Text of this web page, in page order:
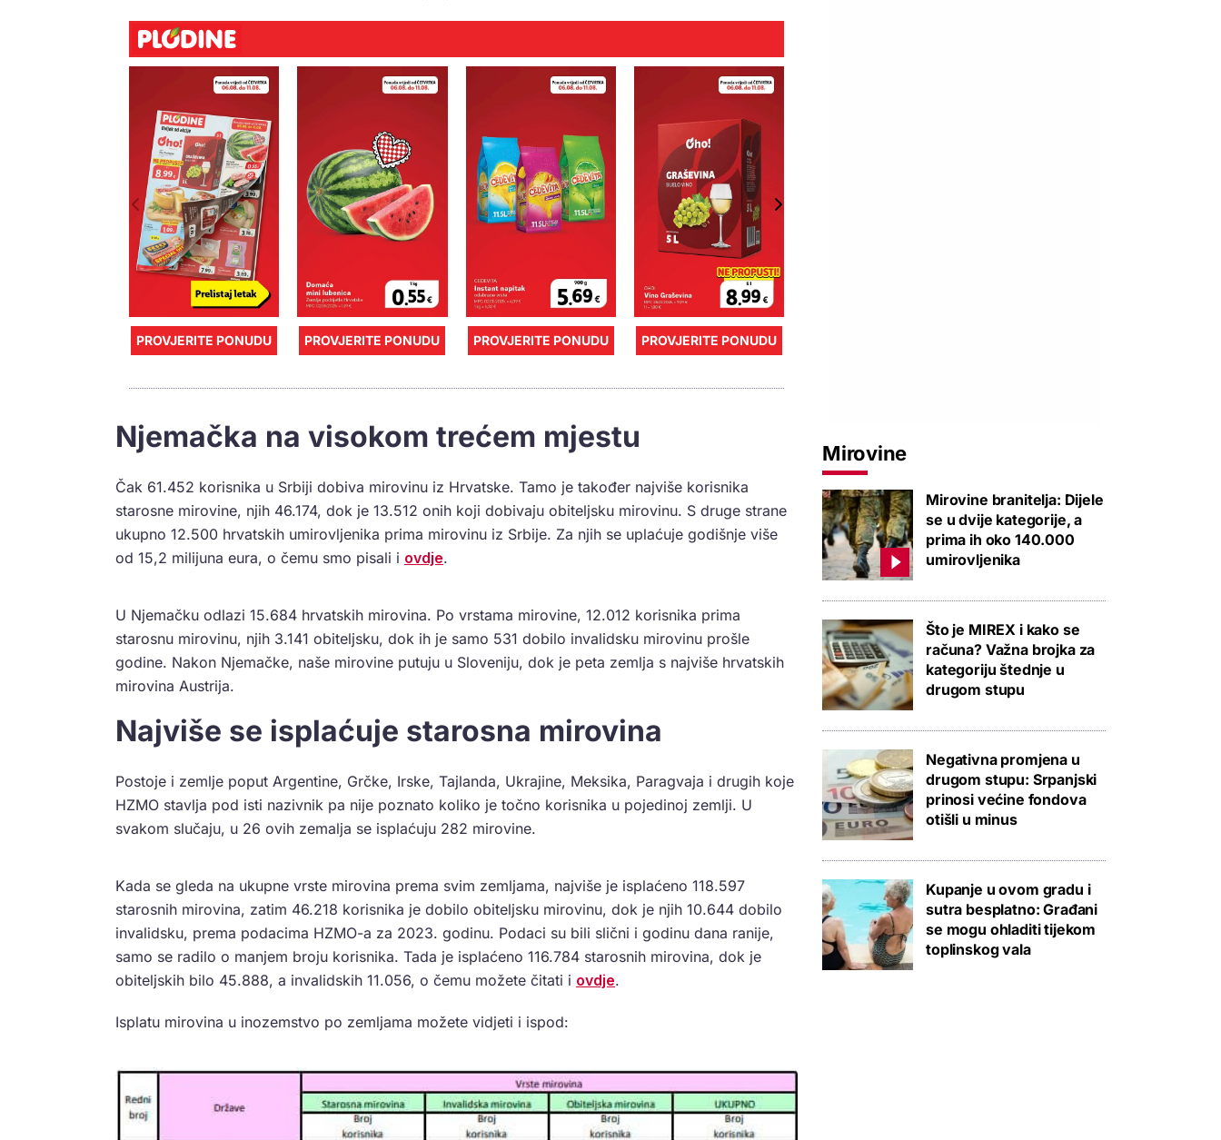
PROVJERITE PONUDU PROVJERITE PONUDU PROVJERITE PONUDU PROVJERITE PONUDU
Njemačka na visokom trećem mjestu
Čak 61.452 korisnika u Srbiji dobiva mirovinu iz Hrvatske. Tamo je također najviše korisnika
starosne mirovine, njih 46.174, dok je 13.512 onih koji dobivaju obiteljsku mirovinu. S druge strane
ukupno 12.500 hrvatskih umirovljenika prima mirovinu iz Srbije. Za njih se uplaćuje godišnje više
od 15,2 milijuna eura, o čemu smo pisali i ovdje.
U Njemačku odlazi 15.684 hrvatskih mirovina. Po vrstama mirovine, 12.012 korisnika prima
starosnu mirovinu, njih 3.141 obiteljsku, dok ih je samo 531 dobilo invalidsku mirovinu prošle
godine. Nakon Njemačke, naše mirovine putuju u Sloveniju, dok je peta zemlja s najviše hrvatskih
mirovina Austrija.
Najviše se isplaćuje starosna mirovina
Postoje i zemlje poput Argentine, Grčke, Irske, Tajlanda, Ukrajine, Meksika, Paragvaja i drugih koje
HZMO stavlja pod isti nazivnik pa nije poznato koliko je točno korisnika u pojedinoj zemlji. U
svakom slučaju, u 26 ovih zemalja se isplaćuju 282 mirovine.
Kada se gleda na ukupne vrste mirovina prema svim zemljama, najviše je isplaćeno 118.597
starosnih mirovina, zatim 46.218 korisnika je dobilo obiteljsku mirovinu, dok je njih 10.644 dobilo
invalidsku, prema podacima HZMO-a za 2023. godinu. Podaci su bili slični i godinu dana ranije,
samo se radilo o manjem broju korisnika. Tada je isplaćeno 116.784 starosnih mirovina, dok je
obiteljskih bilo 45.888, a invalidskih 11.056, o čemu možete čitati i ovdje.
Isplatu mirovina u inozemstvo po zemljama možete vidjeti i ispod:
Mirovine
Mirovine branitelja: Dijele
se u dvije kategorije, a
prima ih oko 140.000
umirovljenika
Što je MIREX i kako se
računa? Važna brojka za
kategoriju štednje u
drugom stupu
Negativna promjena u
drugom stupu: Srpanjski
prinosi većine fondova
otišli u minus
Kupanje u ovom gradu i
sutra besplatno: Građani
se mogu ohladiti tijekom
toplinskog vala